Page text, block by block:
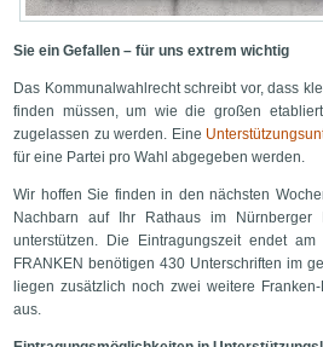
Sie ein Gefallen – für uns extrem wichtig
Das Kommunalwahlrecht schreibt vor, dass
finden müssen, um wie die großen
zugelassen zu werden. Eine
für eine Partei pro Wahl abgegeben werden.
Wir hoffen Sie finden in den nächsten
Nachbarn auf Ihr Rathaus im
unterstützen. Die Eintragungszeit endet
FRANKEN benötigen 430 Unterschriften im
liegen zusätzlich noch zwei weitere
aus.